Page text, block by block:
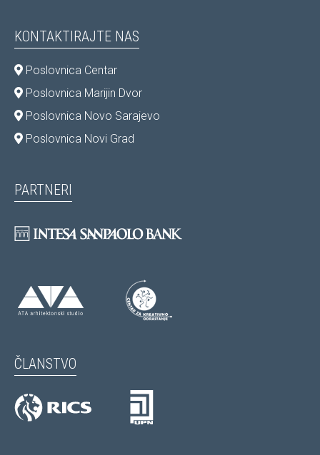
KONTAKTIRAJTE NAS
Poslovnica Centar
Poslovnica Marijin Dvor
Poslovnica Novo Sarajevo
Poslovnica Novi Grad
PARTNERI
ČLANSTVO